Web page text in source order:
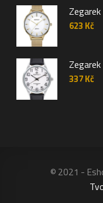
623 Kč
337Kč
© 2021 -